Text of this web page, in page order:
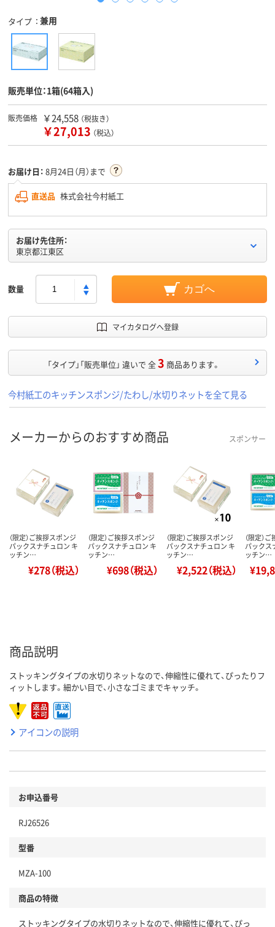
タイプ 兼用
販売単位：1箱(64箱入)
販売価格 ￥24,558 （税抜き）
￥27,013 （税込）
お届け日： 8月24日（月）まで
直送品 株式会社今村紙工
お届け先住所：
東京都江東区
数量 カゴへ
マイカタログへ登録
「タイプ」「販売単位」 違いで 全3 商品あります。
今村紙工のキッチンスポンジ/たわし/水切りネットを全て見る
メーカーからのおすすめ商品 スポンサー
（限定）ご挨拶スポンジ
パックスナチュロン キ
ッチン…
¥278（税込）
（限定）ご挨拶スポンジ
パックスナチュロン キ
ッチン…
¥698（税込）
（限定）ご挨拶スポンジ
パックスナチュロン キ
ッチン…
¥2,522（税込）
（限定）
パックス
ッチン…
商品説明
ストッキングタイプの水切りネットなので、伸縮性に優れて、ぴったりフ
ィットします。細かい目で、小さなゴミまでキャッチ。
アイコンの説明
お申込番号
RJ26526
型番
MZA-100
商品の特徴
ストッキングタイプの水切りネットなので、伸縮性に優れて、ぴっ